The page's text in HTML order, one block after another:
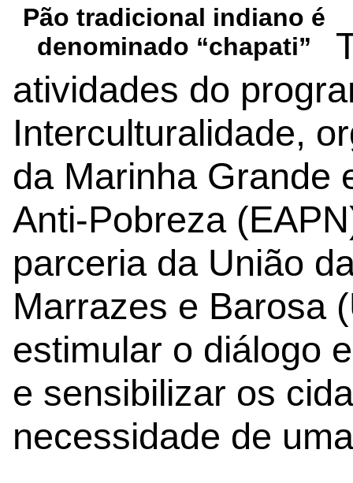
Pão tradicional indiano é
denominado “chapati”
atividades do
Interculturalidade,
da Marinha Grande
Anti-Pobreza
parceria da União
Marrazes e Barosa
estimular o diálogo
e sensibilizar os
necessidade de